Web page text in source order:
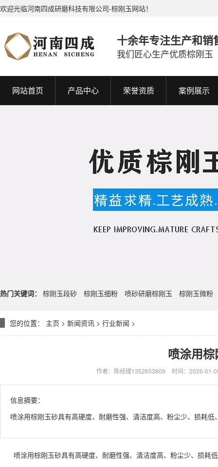
欢迎光临河南四成研磨科技有限公司-棕刚玉网站！
十余年专注生产和销
我们匠心生产优质棕刚玉
网站首页 产品中心 荣誉资质 案例展示
热门关键词： 棕刚玉段砂 棕刚玉细粉 喷砂研磨棕刚玉 棕刚玉微粉
您的位置： 主页 > 新闻资讯 > 行业新闻 >
喷涂用
作者：陈经理1352653809 时间：2026-01-
信息摘要：
喷涂用棕刚玉砂具有高硬度、耐磨性强、清洁度高、粉尘少、损耗
喷涂用棕刚玉砂具有高硬度、耐磨性强、清洁度高、粉尘少、损耗